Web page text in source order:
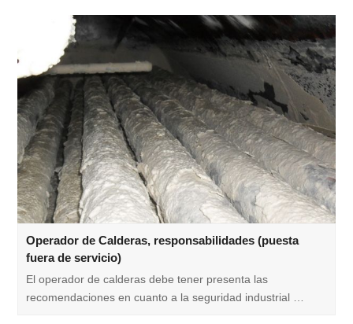
Operador de Calderas, responsabilidades (puesta
fuera de servicio)
El operador de calderas debe tener presenta las
recomendaciones en cuanto a la seguridad industrial …